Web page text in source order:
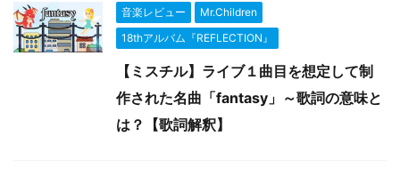
音楽レビュー
Mr.Children
18thアルバム『REFLECTION』
【ミスチル】ライブ１曲目を想定して制
作された名曲「fantasy」～歌詞の意味と
は？【歌詞解釈】